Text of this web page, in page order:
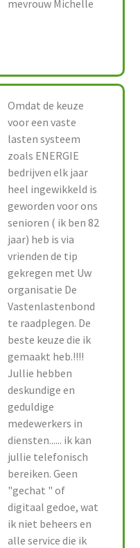
mevrouw Michelle
Omdat de keuze
voor een vaste
lasten systeem
zoals ENERGIE
bedrijven elk jaar
heel ingewikkeld is
geworden voor ons
senioren ( ik ben 82
jaar) heb is via
vrienden de tip
gekregen met Uw
organisatie De
Vastenlastenbond
te raadplegen. De
beste keuze die ik
gemaakt heb.!!!!
Jullie hebben
deskundige en
geduldige
medewerkers in
diensten...... ik kan
jullie telefonisch
bereiken. Geen
"gechat " of
digitaal gedoe, wat
ik niet beheers en
alle service die ik